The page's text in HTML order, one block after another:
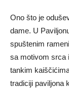
Ono što je
dame. U
spuštenim
sa motivom srca
tankim
tradiciji paviljona